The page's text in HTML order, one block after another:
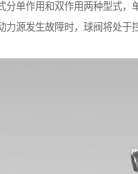
分单作用和双作用两种型式，
力源发生故障时，球阀将处于